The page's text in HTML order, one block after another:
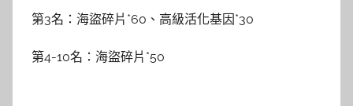
第3名：海盜碎片*60、高級活化基因*30
第4-10名：海盜碎片*50